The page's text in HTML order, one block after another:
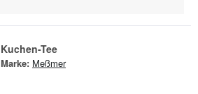
Kuchen-Tee
Marke: Meßmer